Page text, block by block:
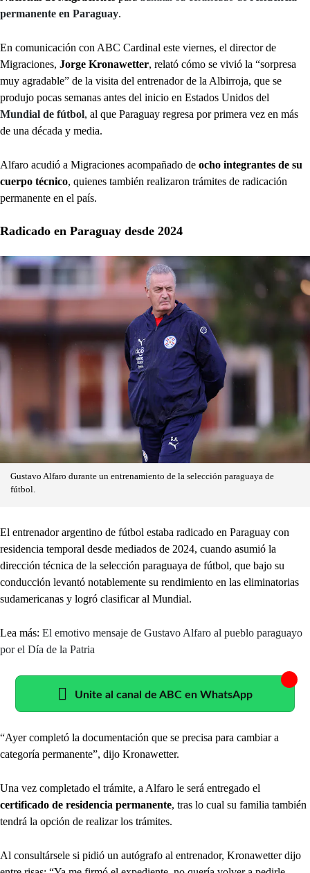
permanente en Paraguay.
En comunicación con ABC Cardinal este viernes, el director de
Migraciones, Jorge Kronawetter, relató cómo se vivió la “sorpresa
muy agradable” de la visita del entrenador de la Albirroja, que se
produjo pocas semanas antes del inicio en Estados Unidos del
Mundial de fútbol, al que Paraguay regresa por primera vez en más
de una década y media.
Alfaro acudió a Migraciones acompañado de ocho integrantes de su
cuerpo técnico, quienes también realizaron trámites de radicación
permanente en el país.
Radicado en Paraguay desde 2024
Gustavo Alfaro durante un entrenamiento de la selección paraguaya de
fútbol.
El entrenador argentino de fútbol estaba radicado en Paraguay con
residencia temporal desde mediados de 2024, cuando asumió la
dirección técnica de la selección paraguaya de fútbol, que bajo su
conducción levantó notablemente su rendimiento en las eliminatorias
sudamericanas y logró clasificar al Mundial.
Lea más: El emotivo mensaje de Gustavo Alfaro al pueblo paraguayo
por el Día de la Patria
Unite al canal de ABC en WhatsApp
“Ayer completó la documentación que se precisa para cambiar a
categoría permanente”, dijo Kronawetter.
Una vez completado el trámite, a Alfaro le será entregado el
certificado de residencia permanente, tras lo cual su familia también
tendrá la opción de realizar los trámites.
Al consultársele si pidió un autógrafo al entrenador, Kronawetter dijo